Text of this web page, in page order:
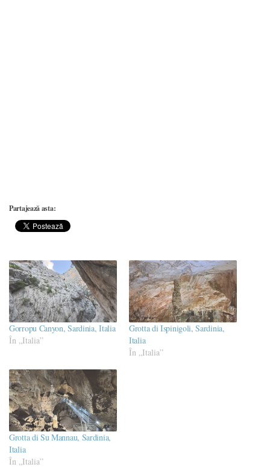
Partajează asta:
Gorropu Canyon, Sardinia, Italia
În „Italia”
Grotta di Ispinigoli, Sardinia,
Italia
În „Italia”
Grotta di Su Mannau, Sardinia,
Italia
În „Italia”